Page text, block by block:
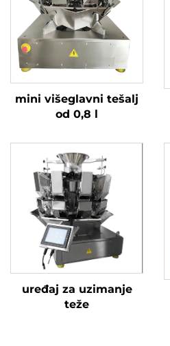
mini višeglavni tešalj
od 0,8 l
uređaj za uzimanje
teže